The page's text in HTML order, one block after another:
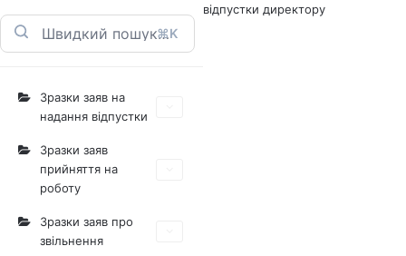
⌘K
Зразки заяв на
надання відпустки
Зразки заяв
прийняття на
роботу
Зразки заяв про
звільнення
відпустки директору